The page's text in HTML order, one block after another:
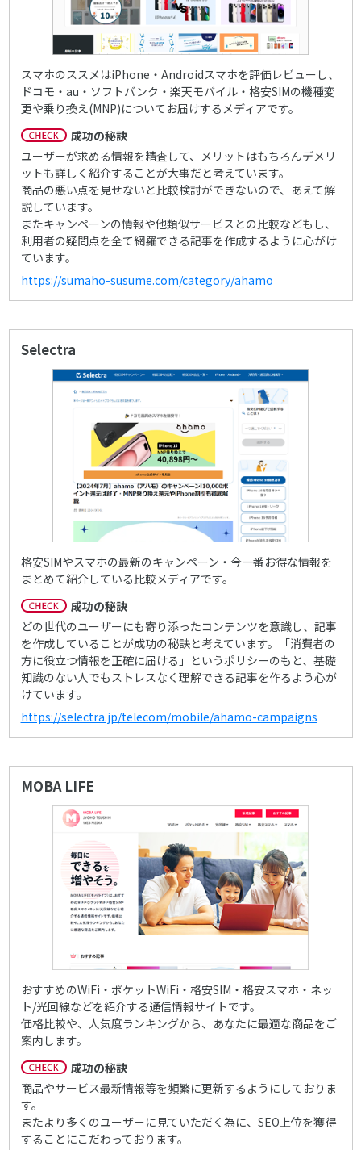
スマホのススメはiPhone・Androidスマホを評価レビューし、
ドコモ・au・ソフトバンク・楽天モバイル・格安SIMの機種変
更や乗り換え(MNP)についてお届けするメディアです。
成功の秘訣
ユーザーが求める情報を精査して、メリットはもちろんデメリ
ットも詳しく紹介することが大事だと考えています。
商品の悪い点を見せないと比較検討ができないので、あえて解
説しています。
またキャンペーンの情報や他類似サービスとの比較などもし、
利用者の疑問点を全て網羅できる記事を作成するように心がけ
ています。
https://sumaho-susume.com/category/ahamo
Selectra
格安SIMやスマホの最新のキャンペーン・今一番お得な情報を
まとめて紹介している比較メディアです。
成功の秘訣
どの世代のユーザーにも寄り添ったコンテンツを意識し、記事
を作成していることが成功の秘訣と考えています。「消費者の
方に役立つ情報を正確に届ける」というポリシーのもと、基礎
知識のない人でもストレスなく理解できる記事を作るよう心が
けています。
https://selectra.jp/telecom/mobile/ahamo-campaigns
MOBA LIFE
おすすめのWiFi・ポケットWiFi・格安SIM・格安スマホ・ネッ
ト/光回線などを紹介する通信情報サイトです。
価格比較や、人気度ランキングから、あなたに最適な商品をご
案内します。
成功の秘訣
商品やサービス最新情報等を頻繁に更新するようにしておりま
す。
またより多くのユーザーに見ていただく為に、SEO上位を獲得
することにこだわっております。